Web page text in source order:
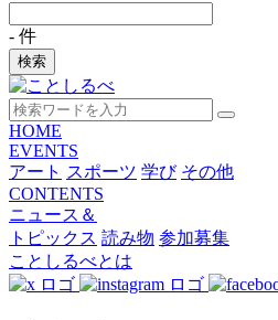
- 件
検索
HOME
EVENTS
アート スポーツ 学び その他
CONTENTS
ニュース＆
トピックス 読み物 参加募集
ことしるべとは